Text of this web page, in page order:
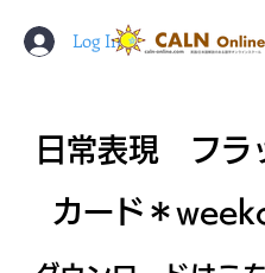
Log In
日常表現 フラ
カード＊